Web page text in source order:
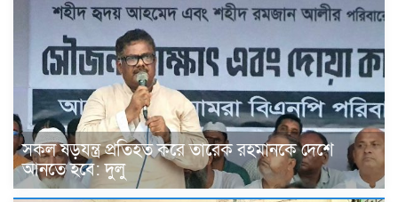
সকল ষড়যন্ত্র প্রতিহত করে তারেক রহমানকে দেশে
আনতে হবে: দুলু